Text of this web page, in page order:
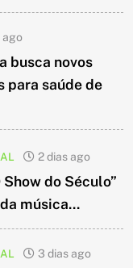
ago
busca novos
para saúde de
2 dias ago
Show do Século”
música...
3 dias ago